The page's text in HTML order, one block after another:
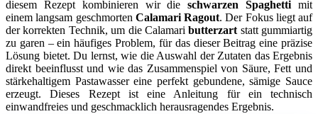
diesem Rezept kombinieren wir dieschwarzen Spaghettimit
einem langsam geschmorten Calamari Ragout. Der Fokus liegt auf
der korrekten Technik, um die Calamaributterzartstatt gummiartig
zu garen – ein häufiges Problem, für das dieser Beitrag eine präzise
Lösung bietet. Du lernst, wie die Auswahl der Zutaten das Ergebnis
direkt beeinflusst und wie das Zusammenspiel von Säure, Fett und
stärkehaltigem Pastawasser eine perfekt gebundene, sämige Sauce
erzeugt. Dieses Rezept ist eine Anleitung für ein technisch
einwandfreies und geschmacklich herausragendes Ergebnis.